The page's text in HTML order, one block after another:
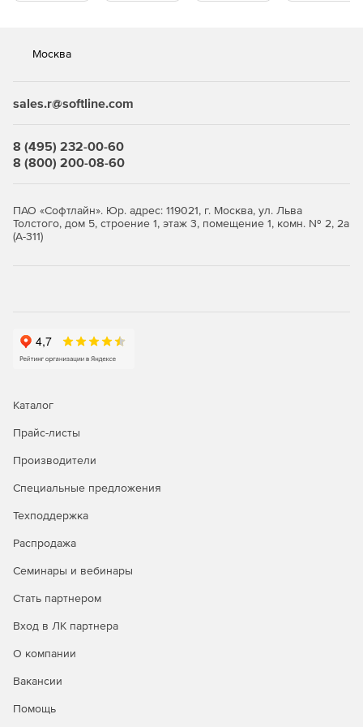
Москва
sales.r@softline.com
8 (495) 232-00-60
8 (800) 200-08-60
ПАО «Софтлайн». Юр. адрес: 119021, г. Москва, ул. Льва
Толстого, дом 5, строение 1, этаж 3, помещение 1, комн. № 2, 2а
(А-311)
Каталог
Прайс-листы
Производители
Специальные предложения
Техподдержка
Распродажа
Семинары и вебинары
Стать партнером
Вход в ЛК партнера
О компании
Вакансии
Помощь